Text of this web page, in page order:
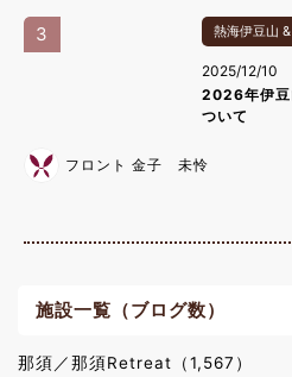
3 熱海伊豆山
2025/12/10
2026年伊豆
ついて
フロント 金子 未怜
施設一覧（ブログ数）
那須／那須Retreat（1,567）